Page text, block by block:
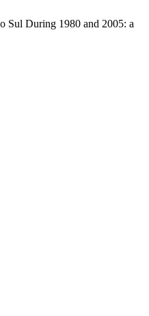
Sul During 1980 and 2005: a